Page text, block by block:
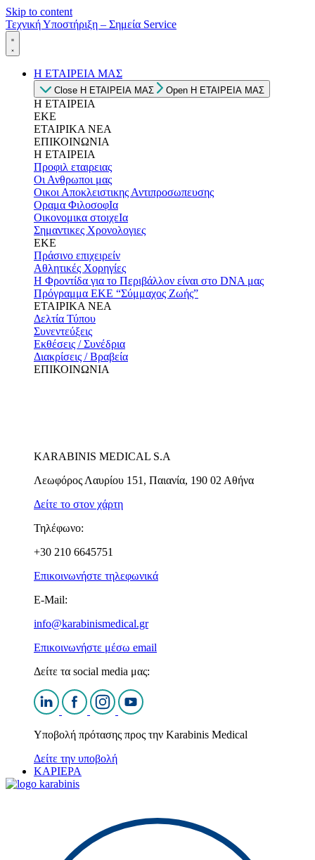
Skip to content
Τεχνική Υποστήριξη – Σημεία Service
Η ΕΤΑΙΡΕΙΑ ΜΑΣ
Close Η ΕΤΑΙΡΕΙΑ ΜΑΣ Open Η ΕΤΑΙΡΕΙΑ ΜΑΣ
Η ΕΤΑΙΡΕΙΑ
ΕΚΕ
ΕΤΑΙΡΙΚΑ ΝΕΑ
ΕΠΙΚΟΙΝΩΝΙΑ
Η ΕΤΑΙΡΕΙΑ
Προφιλ εταιρειας
Οι Ανθρωποι μας
Οικοι Αποκλειστικης Αντιπροσωπευσης
Οραμα ΦιλοσοφΙα
Οικονομικα στοιχεΙα
Σημαντικες Χρονολογιες
ΕΚΕ
Πράσινο επιχειρείν
Αθλητικές Χορηγίες
Η Φροντίδα για το Περιβάλλον είναι στο DNA μας
Πρόγραμμα ΕΚΕ “Σύμμαχος Ζωής”
ΕΤΑΙΡΙΚΑ ΝΕΑ
Δελτία Τύπου
Συνεντεύξεις
Εκθέσεις / Συνέδρια
Διακρίσεις / Βραβεία
ΕΠΙΚΟΙΝΩΝΙΑ
KARABINIS MEDICAL S.A
Λεωφόρος Λαυρίου 151, Παιανία, 190 02 Αθήνα
Δείτε το στον χάρτη
Τηλέφωνο:
+30 210 6645751
Επικοινωνήστε τηλεφωνικά
E-Mail:
info@karabinismedical.gr
Επικοινωνήστε μέσω email
Δείτε τα social media μας:
Υποβολή πρότασης προς την Karabinis Medical
Δείτε την υποβολή
ΚΑΡΙΕΡΑ